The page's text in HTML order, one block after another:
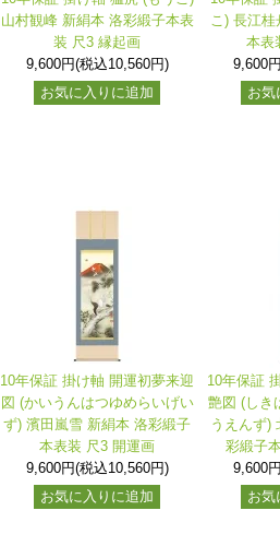
山村観峰 新絹本 洛彩緞子本表
装 尺3 縁起画
9,600円(税込10,560円)
お気に入りに追加
こ) 長江
本表
9,600
お気
10年保証 掛け軸 開運初夢来迎
図 (かいうんはつゆめらいげい
ず) 濱田嵐雪 新絹本 洛彩緞子
本表装 尺3 開運画
9,600円(税込10,560円)
お気に入りに追加
10年保証
艶図 (しき
うえんず)
彩緞子
9,600
お気